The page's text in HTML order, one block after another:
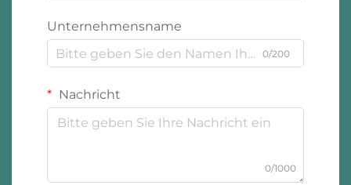
Unternehmensname
0/200
Nachricht
0/1000